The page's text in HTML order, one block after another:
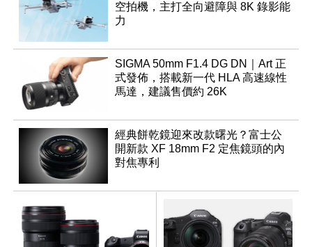
空拍機，主打全向避障與 8K 錄影能
力
SIGMA 50mm F1.4 DG DN｜Art 正
式發佈，搭載新一代 HLA 高速線性
馬達，建議售價約 26K
經典餅乾鏡迎來改款曙光？富士公
開新款 XF 18mm F2 定焦鏡頭的內
對焦專利